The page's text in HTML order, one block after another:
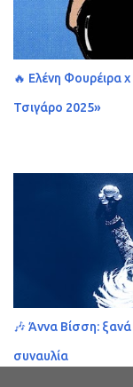
🔥 Ελένη Φουρέιρα
Τσιγάρο 2025»
🎶 Άννα Βίσση:
συναυλία